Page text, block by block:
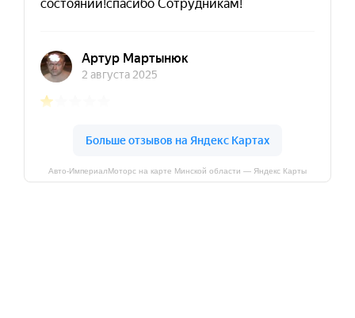
Авто-ИмпериалМоторс на карте Минской области — Яндекс Карты